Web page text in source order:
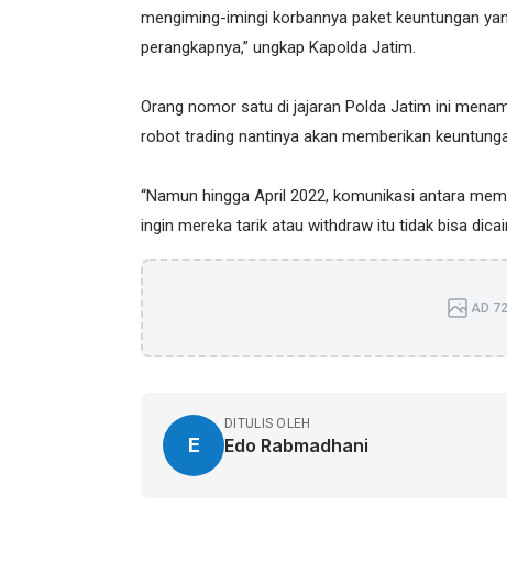
mengiming-imingi korbannya paket keuntungan
perangkapnya,” ungkap Kapolda Jatim.
Orang nomor satu di jajaran Polda Jatim ini
robot trading nantinya akan memberikan
“Namun hingga April 2022, komunikasi antara
ingin mereka tarik atau withdraw itu tidak bisa
AD
E
DITULIS OLEH
Edo Rabmadhani